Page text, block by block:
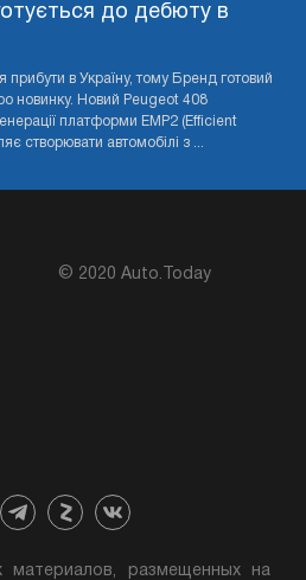
до дебюту в
прибути в Україну, тому Бренд готовий
новинку. Новий Peugeot 408
платформи EMP2 (Efficient
створювати автомобілі з ...
© 2020 Auto.Today
материалов, размещенных на